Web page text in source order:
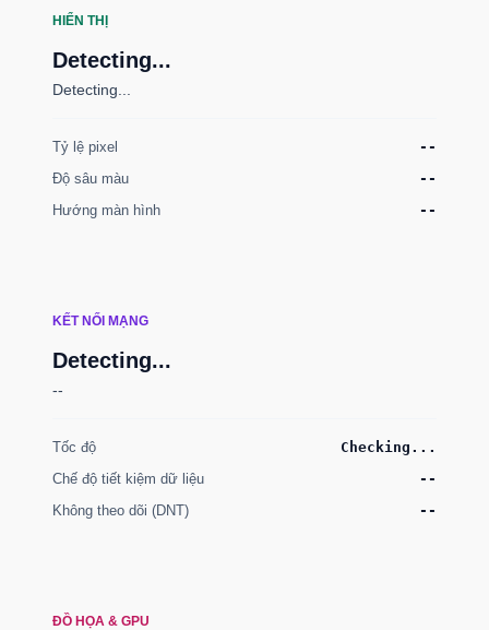
HIỂN THỊ
Detecting...
Detecting...
Tỷ lệ pixel
--
Độ sâu màu
--
Hướng màn hình
--
KẾT NỐI MẠNG
Detecting...
--
Tốc độ
Checking...
Chế độ tiết kiệm dữ liệu
--
Không theo dõi (DNT)
--
ĐỒ HỌA & GPU